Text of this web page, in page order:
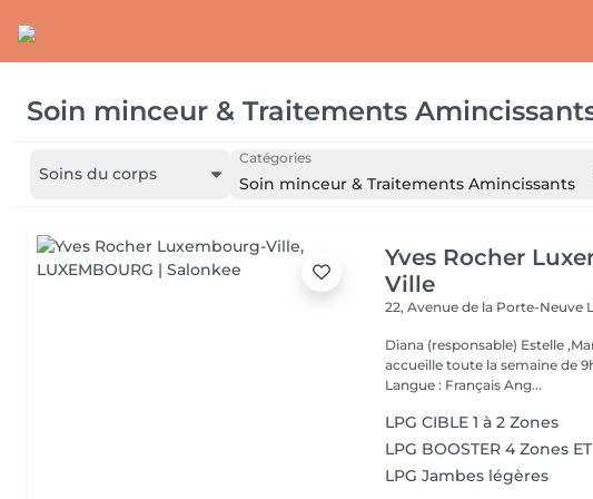
Soin minceur & Traitements
Soins du corps
Catégories
Soin minceur & Traitements Amincissants
Yves Rocher
Ville
22, Avenue de la Porte-Neuve
Diana (responsable) Estelle
accueille toute la semaine de
Langue : Français Ang...
LPG CIBLE 1 à 2 Zones
LPG BOOSTER 4 Zones
LPG Jambes légères